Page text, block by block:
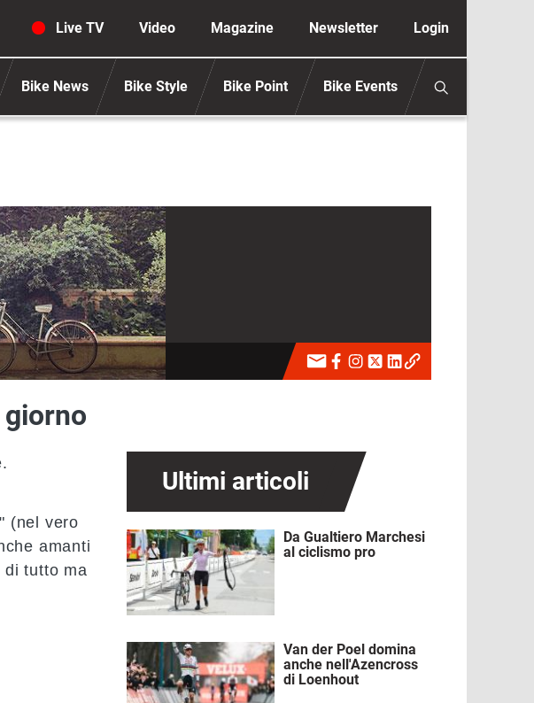
Navigazione secondaria anonimo
Live TV Video Magazine Newsletter Login
Bike News Bike Style Bike Point Bike Events
(nel vero
amanti
di tutto ma
Ultimi articoli
Immagine
Da Gualtiero Marchesi
al ciclismo pro
Immagine
Van der Poel domina
anche nell'Azencross
di Loenhout